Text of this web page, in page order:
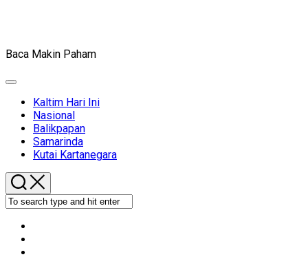
Baca Makin Paham
Expand
Kaltim Hari Ini
Nasional
Balikpapan
Samarinda
Kutai Kartanegara